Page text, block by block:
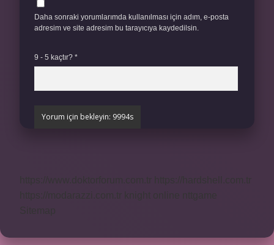
Daha sonraki yorumlarımda kullanılması için adım, e-posta
adresim ve site adresim bu tarayıcıya kaydedilsin.
9 - 5 kaçtır? *